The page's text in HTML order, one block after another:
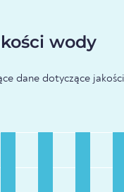
wody
dane dotyczące